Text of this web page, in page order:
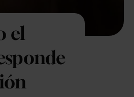
el